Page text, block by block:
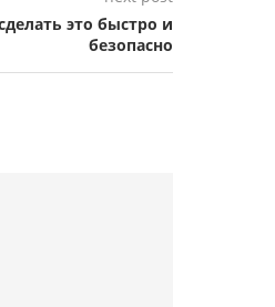
это быстро и
безопасно